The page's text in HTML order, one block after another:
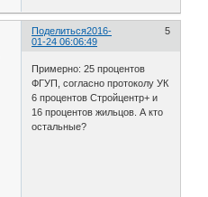
Поделиться 5
2016-
01-24 06:06:49
Примерно: 25 процентов
ФГУП, согласно протоколу УК
6 процентов Стройцентр+ и
16 процентов жильцов. А кто
остальные?